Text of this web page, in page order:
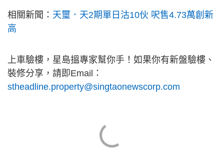
相關新聞： 天璽．天2期單日沽10伙 呎售4.73萬創新
高
上車驗樓，星島搵專家幫你手！如果你有新盤驗樓、
裝修分享，請即Email：
stheadline.property@singtaonewscorp.com